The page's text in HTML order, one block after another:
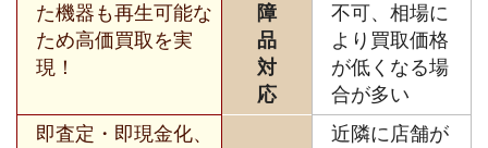
た機器も再生可能な
ため高価買取を実
現！
障
品
対
応
不可、相場に
より買取価格
が低くなる場
合が多い
即査定・即現金化、
近隣に店舗が